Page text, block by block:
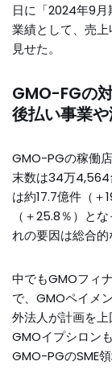
日に「2024年9
業績として、売
見せた。
GMO-FGの
後払い事業
GMO-PGの稼働
末数は34万4,564
は約17.7億件（
（＋25.8％）と
れの要因は総合的
中でもGMOフィ
で、GMOペイメ
外法人が計画を上
GMOイプシロン
GMO-PGのSME